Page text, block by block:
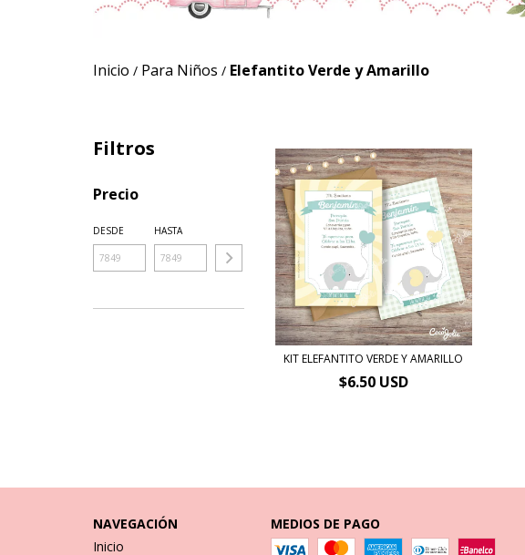
Inicio / Para Niños / Elefantito Verde y Amarillo
Filtros
Precio
DESDE HASTA
KIT ELEFANTITO VERDE Y AMARILLO
$6.50 USD
NAVEGACIÓN
Inicio
MEDIOS DE PAGO